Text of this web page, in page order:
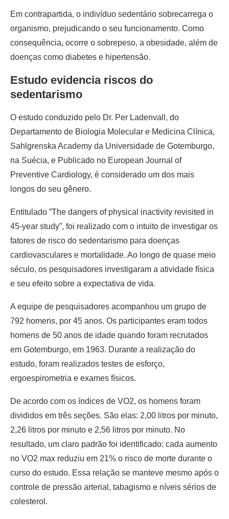
Em contrapartida, o indivíduo sedentário sobrecarrega o
organismo, prejudicando o seu funcionamento. Como
consequência, ocorre o sobrepeso, a obesidade, além de
doenças como diabetes e hipertensão.
Estudo evidencia riscos do
sedentarismo
O estudo conduzido pelo Dr. Per Ladenvall, do
Departamento de Biologia Molecular e Medicina Clínica,
Sahlgrenska Academy da Universidade de Gotemburgo,
na Suécia, e Publicado no European Journal of
Preventive Cardiology, é considerado um dos mais
longos do seu gênero.
Entitulado ”The dangers of physical inactivity revisited in
45-year study”, foi realizado com o intuito de investigar os
fatores de risco do sedentarismo para doenças
cardiovasculares e mortalidade. Ao longo de quase meio
século, os pesquisadores investigaram a atividade física
e seu efeito sobre a expectativa de vida.
A equipe de pesquisadores acompanhou um grupo de
792 homens, por 45 anos. Os participantes eram todos
homens de 50 anos de idade quando foram recrutados
em Gotemburgo, em 1963. Durante a realização do
estudo, foram realizados testes de esforço,
ergoespirometria e exames físicos.
De acordo com os índices de VO2, os homens foram
divididos em três seções. São elas: 2,00 litros por minuto,
2,26 litros por minuto e 2,56 litros por minuto. No
resultado, um claro padrão foi identificado: cada aumento
no VO2 max reduziu em 21% o risco de morte durante o
curso do estudo. Essa relação se manteve mesmo após o
controle de pressão arterial, tabagismo e níveis sérios de
colesterol.